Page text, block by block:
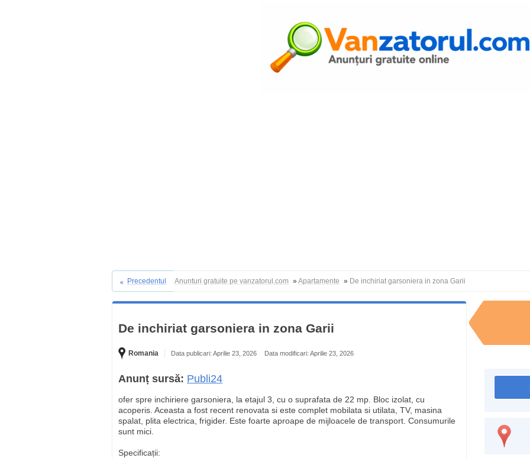
Precedentul Anunturi gratuite pe vanzatorul.com »Apartamente » De inchiriat garsoniera in zona Garii
De inchiriat garsoniera in zona Garii
Romania Data publicari: Aprilie 23, 2026 Data modificari: Aprilie 23, 2026
Anunț sursă: Publi24
ofer spre inchiriere garsoniera, la etajul 3, cu o suprafata de 22 mp. Bloc izolat, cu
acoperis. Aceasta a fost recent renovata si este complet mobilata si utilata, TV, masina
spalat, plita electrica, frigider. Este foarte aproape de mijloacele de transport. Consumurile
sunt mici.
Specificații: